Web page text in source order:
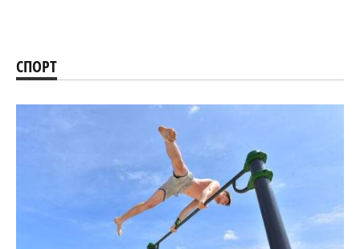
СПОРТ